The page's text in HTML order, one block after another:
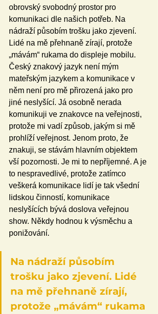
obrovský svobodný prostor pro
komunikaci dle našich potřeb. Na
nádraží působím trošku jako zjevení.
Lidé na mě přehnaně zírají, protože
„mávám“ rukama do displeje mobilu.
Český znakový jazyk není mým
mateřským jazykem a komunikace v
něm není pro mě přirozená jako pro
jiné neslyšící. Já osobně nerada
komunikuji ve znakovce na veřejnosti,
protože mi vadí způsob, jakým si mě
prohlíží veřejnost. Jenom proto, že
znakuji, se stávám hlavním objektem
vší pozornosti. Je mi to nepříjemné. A je
to nespravedlivé, protože zatímco
veškerá komunikace lidí je tak všední
lidskou činností, komunikace
neslyšících bývá doslova veřejnou
show. Někdy hodnou k výsměchu a
ponižování.
Na nádraží působím
trošku jako zjevení. Lidé
na mě přehnaně zírají,
protože „mávám“ rukama